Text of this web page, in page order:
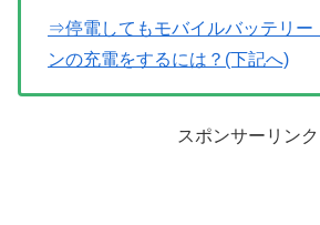
⇒停電してもモバイルバッテリー
ンの充電をするには？(下記へ)
スポンサーリンク